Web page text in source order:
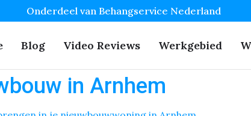
Onderdeel van Behangservice Nederland
Blog Video Reviews Werkgebied
in Arnhem